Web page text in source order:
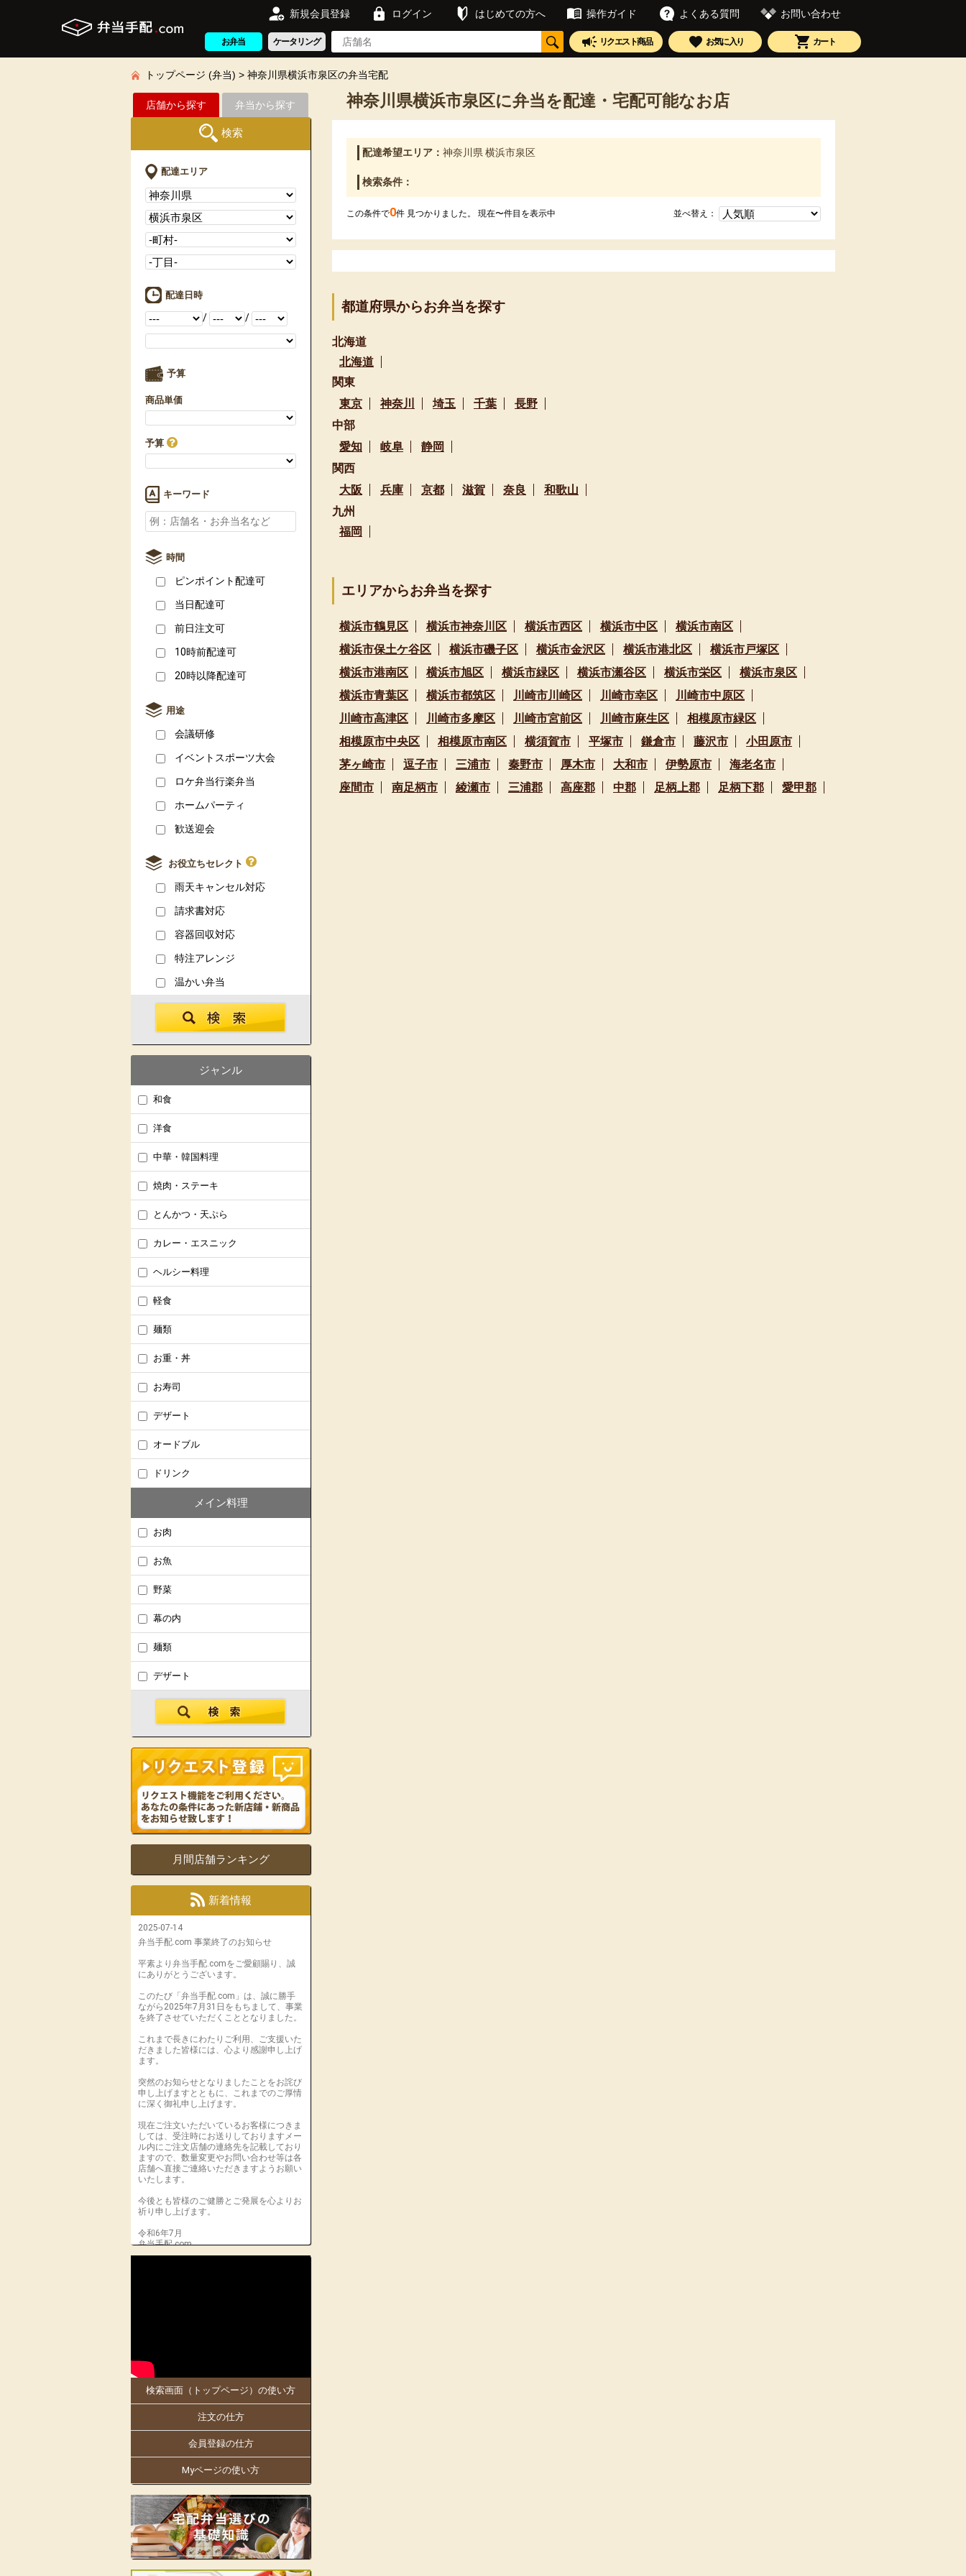
新規会員登録 ログイン はじめての方へ 操作ガイド よくある質問 お問い合わせ
お弁当 ケータリング リクエスト商品 お気に入り カート
トップページ (弁当) 神奈川県横浜市泉区の弁当宅配
店舗から探す 弁当から探す
検索
配達エリア
配達日時
/ /
予算
商品単価
予算
キーワード
時間
ピンポイント配達可
当日配達可
前日注文可
10時前配達可
20時以降配達可
用途
会議研修
イベントスポーツ大会
ロケ弁当行楽弁当
ホームパーティ
歓送迎会
お役立ちセレクト
雨天キャンセル対応
請求書対応
容器回収対応
特注アレンジ
温かい弁当
ジャンル
和食
洋食
中華・韓国料理
焼肉・ステーキ
とんかつ・天ぷら
カレー・エスニック
ヘルシー料理
軽食
麺類
お重・丼
お寿司
デザート
オードブル
ドリンク
メイン料理
お肉
お魚
野菜
幕の内
麺類
デザート
月間店舗ランキング
新着情報
2025-07-14
弁当手配.com 事業終了のお知らせ
平素より弁当手配.comをご愛顧賜り、誠
にありがとうございます。
このたび「弁当手配.com」は、誠に勝手
ながら2025年7月31日をもちまして、事業
を終了させていただくこととなりました。
これまで長きにわたりご利用、ご支援いた
だきました皆様には、心より感謝申し上げ
ます。
突然のお知らせとなりましたことをお詫び
申し上げますとともに、これまでのご厚情
に深く御礼申し上げます。
現在ご注文いただいているお客様につきま
しては、受注時にお送りしておりますメー
ル内にご注文店舗の連絡先を記載しており
ますので、数量変更やお問い合わせ等は各
店舗へ直接ご連絡いただきますようお願い
いたします。
今後とも皆様のご健勝とご発展を心よりお
祈り申し上げます。
令和6年7月
弁当手配.com
伝統の味を大阪・京都でもお楽しみくださ
い。
大阪万博にも出店中!人気商品の「まねき
のえきそば」の出汁を隠し味に使ったり
と、「お料理のまねき」でしかできない味
め込んでおります。
姫路駅の駅弁をはじめ、地域の仕出しやロ
ケ弁、様々なお集りのお弁当などを手掛け
ています。
ある老舗の味をお楽しみいただけます。
見た目も美しく楽しいお弁当をご提供し、
皆様の会合に彩りをお届けします。
店舗詳細ページはこちらから!
検索画面（トップページ）の使い方
注文の仕方
会員登録の仕方
Myページの使い方
神奈川県横浜市泉区に弁当を配達・宅配可能なお店
配達希望エリア： 神奈川県 横浜市泉区
検索条件：
この条件で0件 見つかりました。 現在〜件目を表示中 並べ替え：
都道府県からお弁当を探す
北海道
北海道
関東
東京 神奈川 埼玉 千葉 長野
中部
愛知 岐阜 静岡
関西
大阪 兵庫 京都 滋賀 奈良 和歌山
九州
福岡
エリアからお弁当を探す
横浜市鶴見区 横浜市神奈川区 横浜市西区 横浜市中区
横浜市南区
横浜市保土ケ谷区
横浜市磯子区 横浜市金沢区 横浜市港北区
横浜市戸塚区
横浜市港南区
横浜市旭区 横浜市緑区 横浜市瀬谷区 横浜市栄区
横浜市泉区
横浜市青葉区
横浜市都筑区 川崎市川崎区 川崎市幸区
川崎市中原区
川崎市高津区
川崎市多摩区 川崎市宮前区 川崎市麻生区
相模原市緑区
相模原市中央区
相模原市南区 横須賀市 平塚市 鎌倉市 藤沢市
小田原市
茅ヶ崎市
逗子市 三浦市 秦野市 厚木市 大和市 伊勢原市
海老名市
座間市
南足柄市 綾瀬市 三浦郡 高座郡 中郡 足柄上郡 足柄下郡 愛甲郡